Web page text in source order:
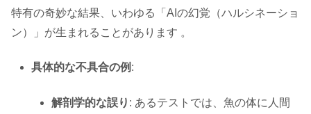
特有の奇妙な結果、いわゆる「AIの幻覚（ハルシネーショ
ン）」が生まれることがあります 。
具体的な不具合の例 :
解剖学的な誤り : あるテストでは、魚の体に人間